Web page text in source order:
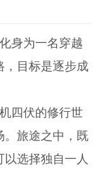
身为一名穿越
，目标是逐步成
四伏的修行世
。旅途之中，既
选择独自一人